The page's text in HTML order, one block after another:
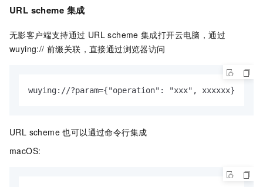
URL scheme 集成
无影客户端支持通过 URL scheme 集成打开云电脑，通过
wuying:// 前缀关联，直接通过浏览器访问
wuying://?param={"operation": "xxx", xxxxxx}
URL scheme 也可以通过命令行集成
macOS: